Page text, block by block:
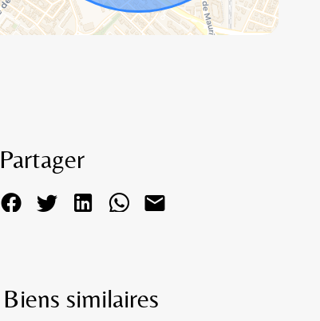
Partager
Biens similaires